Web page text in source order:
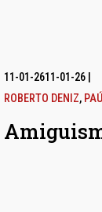
11-01-2611-01-26
ROBERTO DENIZ,